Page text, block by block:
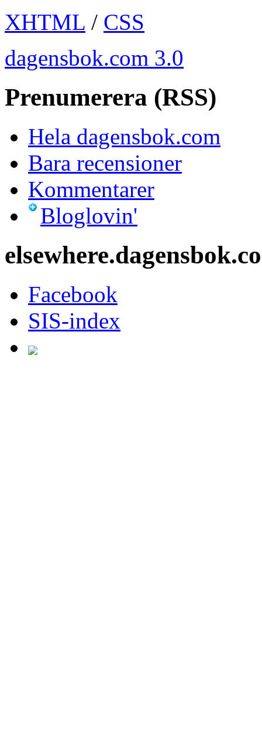
XHTML / CSS
dagensbok.com 3.0
Prenumerera (RSS)
Hela dagensbok.com
Bara recensioner
Kommentarer
Bloglovin'
Facebook
SIS-index